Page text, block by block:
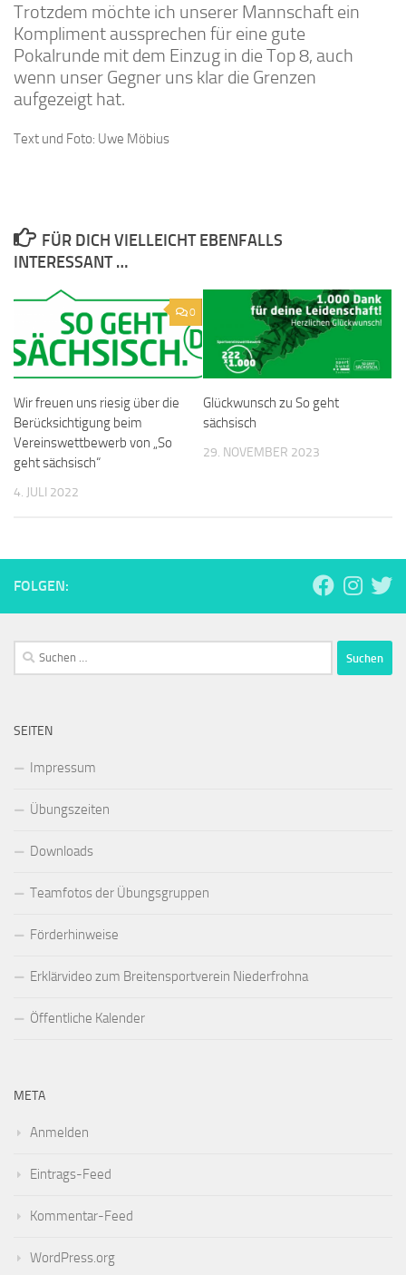
Trotzdem möchte ich unserer Mannschaft ein
Kompliment aussprechen für eine gute
Pokalrunde mit dem Einzug in die Top 8, auch
wenn unser Gegner uns klar die Grenzen
aufgezeigt hat.
Text und Foto: Uwe Möbius
FÜR DICH VIELLEICHT EBENFALLS
INTERESSANT …
0
Wir freuen uns riesig über die
Berücksichtigung beim
Vereinswettbewerb von „So
geht sächsisch“
4. JULI 2022
Glückwunsch zu So geht
sächsisch
29. NOVEMBER 2023
FOLGEN:
Suchen
nach:
SEITEN
Impressum
Übungszeiten
Downloads
Teamfotos der Übungsgruppen
Förderhinweise
Erklärvideo zum Breitensportverein Niederfrohna
Öffentliche Kalender
META
Anmelden
Eintrags-Feed
Kommentar-Feed
WordPress.org